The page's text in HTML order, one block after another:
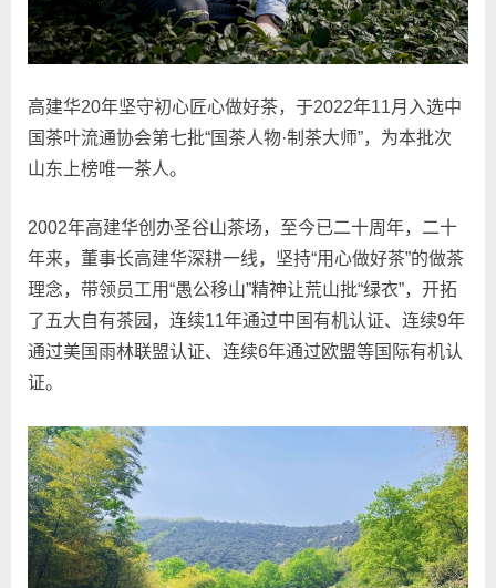
高建华20年坚守初心匠心做好茶，于2022年11月入选中
国茶叶流通协会第七批“国茶人物·制茶大师”，为本批次
山东上榜唯一茶人。
2002年高建华创办圣谷山茶场，至今已二十周年，二十
年来，董事长高建华深耕一线，坚持“用心做好茶”的做茶
理念，带领员工用“愚公移山”精神让荒山批“绿衣”，开拓
了五大自有茶园，连续11年通过中国有机认证、连续9年
通过美国雨林联盟认证、连续6年通过欧盟等国际有机认
证。